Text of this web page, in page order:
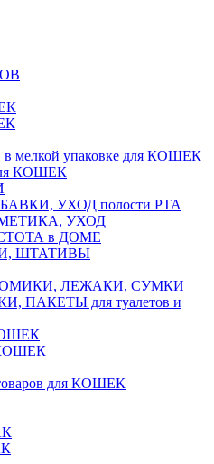
мелкой упаковке для КОШЕК
КОШЕК
УХОД полости РТА
УХОД
в ДОМЕ
ШТАТИВЫ
ЛЕЖАКИ, СУМКИ
ПАКЕТЫ для туалетов и
для КОШЕК